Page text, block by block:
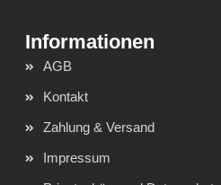
AGB
Kontakt
Zahlung & Versand
Impressum